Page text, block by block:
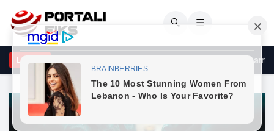
🔍 ☰
LAJME
dhe ASAP Rocky “humbin kontrollin”, vallëzimi i tyre i zjarrtë